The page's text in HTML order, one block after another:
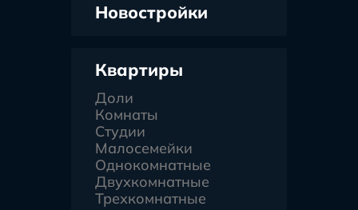
Новостройки
Квартиры
Доли
Комнаты
Студии
Малосемейки
Однокомнатные
Двухкомнатные
Трехкомнатные